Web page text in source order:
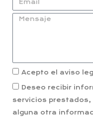
Acepto el aviso
Deseo recibir
servicios
alguna otra